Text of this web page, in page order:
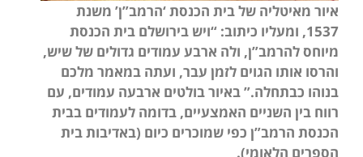
איור מאיטליה של בית הכנסת ‘הרמב”ן’ משנת
1537, ומעליו כיתוב: “ויש בירושלם בית הכנסת
מיוחס להרמב”ן, ולה ארבע עמודים גדולים של שיש,
והרסו אותו הגוים לזמן עבר, ועתה במאמר מלכם
בנוהו כבתחלה.” באיור בולטים ארבעה עמודים, עם
רווח בין השניים האמצעיים, בדומה לעמודים בבית
הכנסת הרמב”ן כפי שמוכרים כיום (באדיבות בית
הספרים הלאומי).